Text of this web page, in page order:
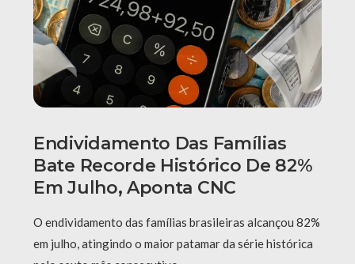
Endividamento Das Famílias
Bate Recorde Histórico De 82%
Em Julho, Aponta CNC
O endividamento das famílias brasileiras alcançou 82%
em julho, atingindo o maior patamar da série histórica